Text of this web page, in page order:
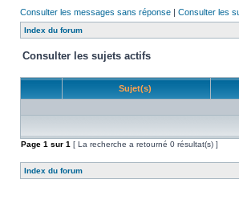
Consulter les messages sans réponse | Consulter les
Index du forum
Consulter les sujets actifs
Sujet(s)
Page 1 sur 1 [ La recherche a retourné 0 résultat(s) ]
Index du forum